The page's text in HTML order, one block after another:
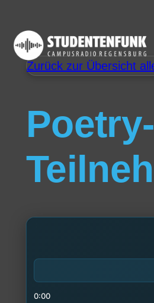
Zurück zur Übersicht
0:00